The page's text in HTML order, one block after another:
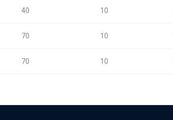
40 10
70 10
70 10